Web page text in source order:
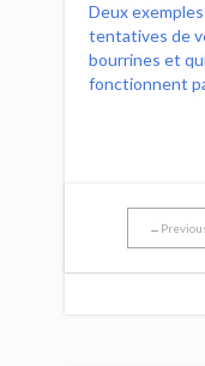
Deux
tentatives de
bourrines et
fonctionnent